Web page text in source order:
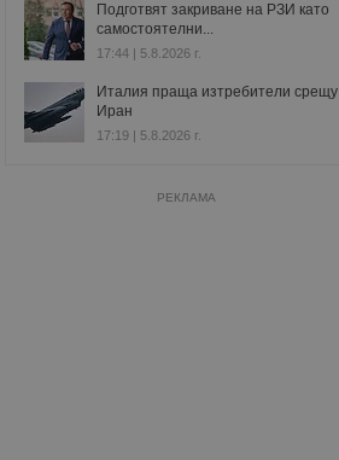
Подготвят закриване на РЗИ като
самостоятелни...
17:44 | 5.8.2026 г.
Италия праща изтребители срещу
Иран
17:19 | 5.8.2026 г.
РЕКЛАМА